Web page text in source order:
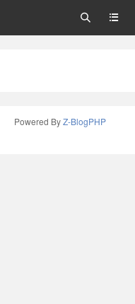


Powered ByZ-BlogPHP